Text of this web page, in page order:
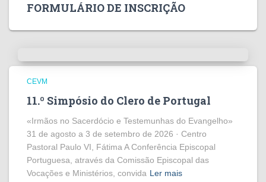
FORMULÁRIO DE INSCRIÇÃO
CEVM
11.º Simpósio do Clero de Portugal
«Irmãos no Sacerdócio e Testemunhas do Evangelho»
31 de agosto a 3 de setembro de 2026 · Centro
Pastoral Paulo VI, Fátima A Conferência Episcopal
Portuguesa, através da Comissão Episcopal das
Vocações e Ministérios, convida Ler mais